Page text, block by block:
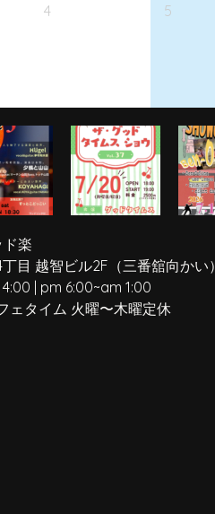
4 5
楽
目 越智ビル2F （三番舘向かい）
| pm 6:00~am 1:00
ェタイム 火曜〜木曜定休